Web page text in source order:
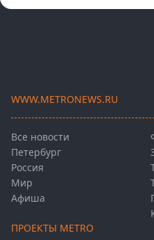
WWW.METRONEWS.RU
Все новости
Петербург
Россия
Мир
Афиша
ПРОЕКТЫ METRO